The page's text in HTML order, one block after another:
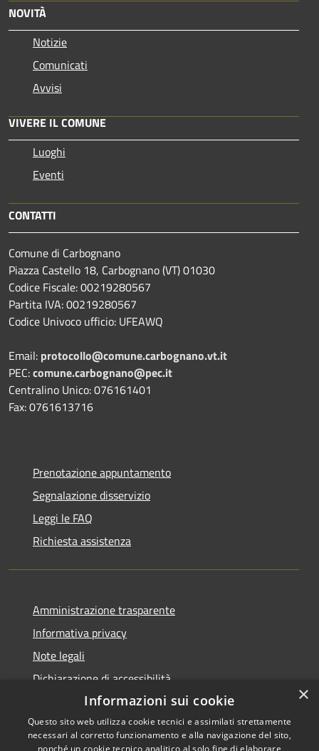
NOVITÀ
Notizie
Comunicati
Avvisi
VIVERE IL COMUNE
Luoghi
Eventi
CONTATTI
Comune di Carbognano
Piazza Castello 18, Carbognano (VT) 01030
Codice Fiscale: 00219280567
Partita IVA: 00219280567
Codice Univoco ufficio: UFEAWQ
Email: protocollo@comune.carbognano.vt.it
PEC:comune.carbognano@pec.it
Centralino Unico: 076161401
Fax: 0761613716
Prenotazione appuntamento
Segnalazione disservizio
Leggi le FAQ
Richiesta assistenza
Amministrazione trasparente
Informativa privacy
Note legali
Dichiarazione di accessibilità
×
Informazioni sui cookie
Questo sito web utilizza cookie tecnici e assimilati strettamente
necessari al corretto funzionamento e alla navigazione del sito,
nonché un cookie tecnico analitico al solo fine di elaborare